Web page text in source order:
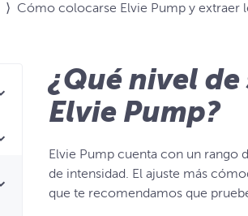
⟩ Cómo colocarse Elvie Pump y extraer
¿Qué nivel
Elvie Pump?
Elvie Pump cuenta con un rango
de intensidad. El ajuste más
que te recomendamos que